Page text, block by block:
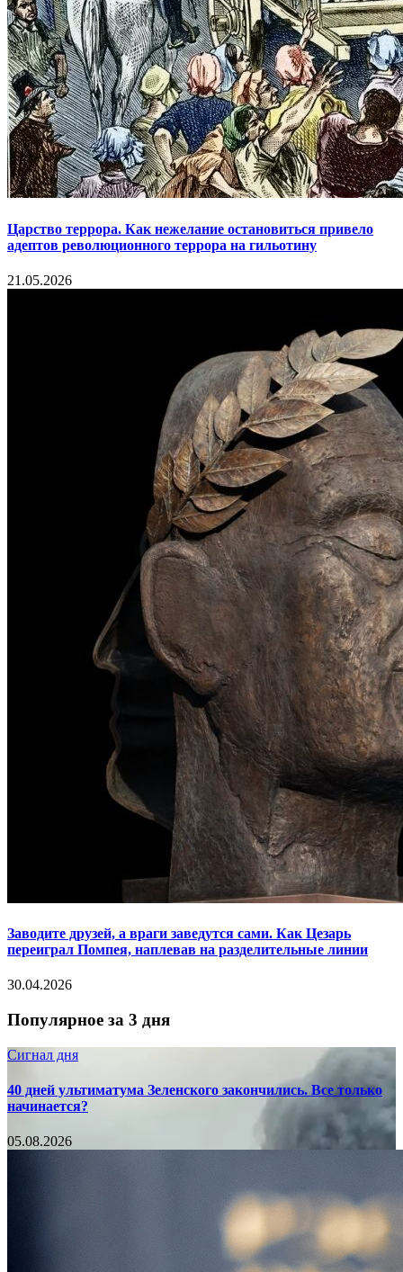
Царство террора. Как нежелание остановиться привело
адептов революционного террора на гильотину
21.05.2026
Заводите друзей, а враги заведутся сами. Как Цезарь
переиграл Помпея, наплевав на разделительные линии
30.04.2026
Популярное за 3 дня
Сигнал дня
40 дней ультиматума Зеленского закончились. Все только
начинается?
05.08.2026